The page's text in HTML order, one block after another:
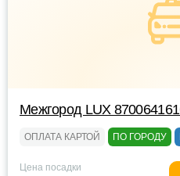
Межгород LUX
ОПЛАТА КАРТОЙ ПО ГОРОДУ
Цена посадки